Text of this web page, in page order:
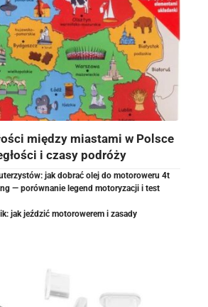
między miastami w Polsce
i czasy podróży
jak dobrać olej do motoroweru 4t
— porównanie legend motoryzacji i test
jak jeździć motorowerem i zasady